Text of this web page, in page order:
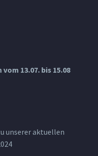
13.07. bis 15.08
unserer aktuellen